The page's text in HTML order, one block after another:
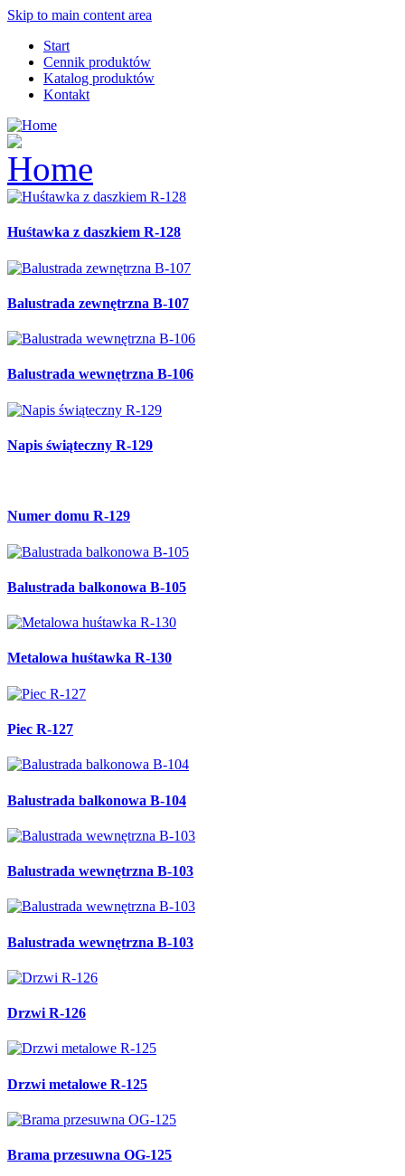
Skip to main content area
Start
Cennik produktów
Katalog produktów
Kontakt
Huśtawka z daszkiem R-128
Balustrada zewnętrzna B-107
Balustrada wewnętrzna B-106
Napis świąteczny R-129
Numer domu R-129
Balustrada balkonowa B-105
Metalowa huśtawka R-130
Piec R-127
Balustrada balkonowa B-104
Balustrada wewnętrzna B-103
Balustrada wewnętrzna B-103
Drzwi R-126
Drzwi metalowe R-125
Brama przesuwna OG-125